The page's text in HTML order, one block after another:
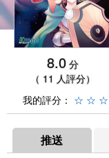
8.0 分
（ 11 人評分）
我的評分： ☆ ☆ ☆
推送